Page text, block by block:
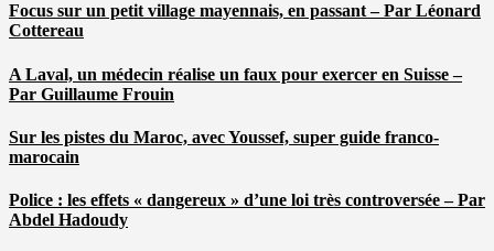
Focus sur un petit village mayennais, en passant – Par Léonard
Cottereau
A Laval, un médecin réalise un faux pour exercer en Suisse –
Par Guillaume Frouin
Sur les pistes du Maroc, avec Youssef, super guide franco-
marocain
Police : les effets « dangereux » d’une loi très controversée – Par
Abdel Hadoudy